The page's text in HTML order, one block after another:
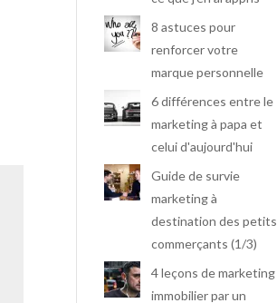
8 astuces pour
renforcer votre
marque personnelle
6 différences entre le
marketing à papa et
celui d'aujourd'hui
Guide de survie
marketing à
destination des petits
commerçants (1/3)
4 leçons de marketing
immobilier par un